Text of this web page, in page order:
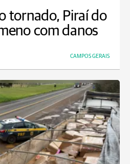
tornado, Piraí do
com danos
CAMPOS GERAIS